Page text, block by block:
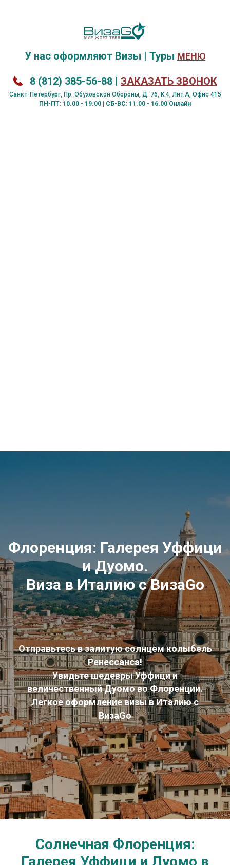
У нас оформляют Визы | Туры МЕНЮ
8 (812) 385-56-88 | ЗАКАЗАТЬ ЗВОНОК
Санкт-Петербург, Пр. Обуховской Обороны, Д. 76, К.4, Лит.А, Офис 415
ПН-ПТ: 10.00 - 19.00 | СБ-ВС: 11.00 - 16.00 Онлайн
Флоренция: Галерея Уффици
и Дуомо.
Виза в Италию с ВизаGo
Отправьтесь в залитую солнцем колыбель
Ренессанса!
Увидьте шедевры Уффици и
величественный Дуомо во Флоренции.
Легкое оформление визы в Италию с
ВизаGo
Солнечная Флоренция:
Галерея Уффици и Дуомо в